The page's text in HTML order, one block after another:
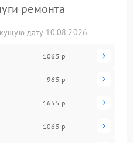
ремонта
дату 10.08.2026
1065 р
965 р
1655 р
1065 р